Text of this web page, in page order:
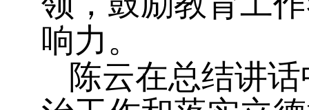
响力。
陈云在总结讲